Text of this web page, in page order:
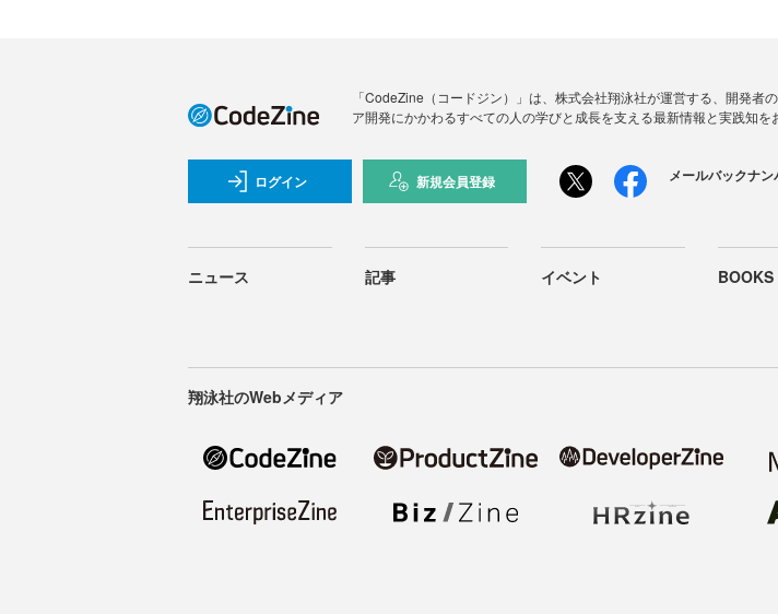
「CodeZine（コードジン）」は、株式会社翔泳社が運営する、開発
ア開発にかかわるすべての人の学びと成長を支える最新情報と実践知を
ログイン 新規会員登録 メールバックナン
ニュース 記事 イベント BOOKS
翔泳社のWebメディア